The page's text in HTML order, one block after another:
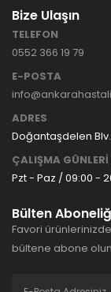
Bize Ulaşın
TELEFON
0552 366 19 79
E-POSTA
ADRES
Doğantaşdelen
ÇALIŞMA
Pzt - Paz / 09:00 -
Bülten
Favori
bültene abone